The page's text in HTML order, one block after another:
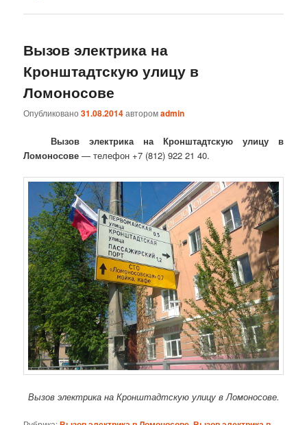
Вызов электрика на
Кронштадтскую улицу в
Ломоносове
Опубликовано31.08.2014авторомadmin
Вызов электрика на Кронштадтскую улицу в
Ломоносове — телефон +7 (812) 922 21 40.
Вызов электрика на Кронштадтскую улицу в Ломоносове.